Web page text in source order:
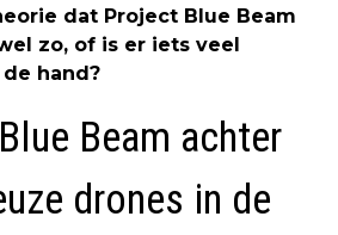
dat Project Blue Beam
zo, of is er iets veel
hand?
Beam achter
drones in de